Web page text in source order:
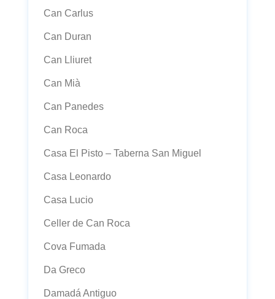
Can Carlus
Can Duran
Can Lliuret
Can Mià
Can Panedes
Can Roca
Casa El Pisto – Taberna San Miguel
Casa Leonardo
Casa Lucio
Celler de Can Roca
Cova Fumada
Da Greco
Damadá Antiguo